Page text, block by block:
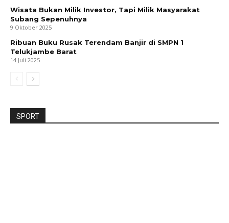
Wisata Bukan Milik Investor, Tapi Milik Masyarakat
Subang Sepenuhnya
9 Oktober 2025
Ribuan Buku Rusak Terendam Banjir di SMPN 1
Telukjambe Barat
14 Juli 2025
SPORT